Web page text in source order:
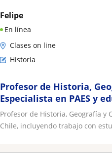
Felipe
En línea
Clases on line
Historia
Profesor de Historia,
Especialista en PAES y
Profesor de Historia, Geografía y
Chile, incluyendo trabajo con